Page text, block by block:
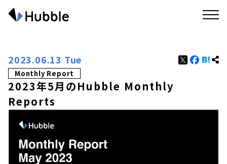
2023.06.13 Tue
Monthly Report
2023年5月のHubble Monthly
Reports